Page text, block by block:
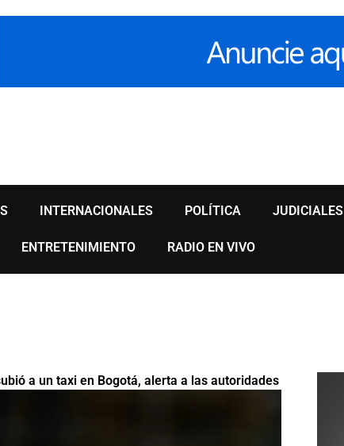
INTERNACIONALES POLÍTICA JUDICIALES
ENTRETENIMIENTO RADIO EN VIVO
a un taxi en Bogotá, alerta a las autoridades